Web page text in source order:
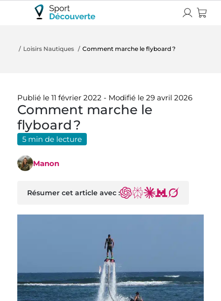
Loisirs Nautiques Comment marche le flyboard ?
Publié le 11 février 2022 - Modifié le 29 avril 2026
Comment marche le
flyboard ?
5 min de lecture
Manon
Résumer cet article avec :ChatGPT
Perplexity
ClaudeMistral
Grok